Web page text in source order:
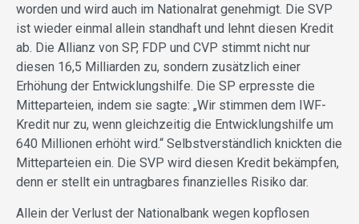
worden und wird auch im Nationalrat genehmigt. Die SVP
ist wieder einmal allein standhaft und lehnt diesen Kredit
ab. Die Allianz von SP, FDP und CVP stimmt nicht nur
diesen 16,5 Milliarden zu, sondern zusätzlich einer
Erhöhung der Entwicklungshilfe. Die SP erpresste die
Mitteparteien, indem sie sagte: „Wir stimmen dem IWF-
Kredit nur zu, wenn gleichzeitig die Entwicklungshilfe um
640 Millionen erhöht wird.“ Selbstverständlich knickten die
Mitteparteien ein. Die SVP wird diesen Kredit bekämpfen,
denn er stellt ein untragbares finanzielles Risiko dar.
Allein der Verlust der Nationalbank wegen kopflosen